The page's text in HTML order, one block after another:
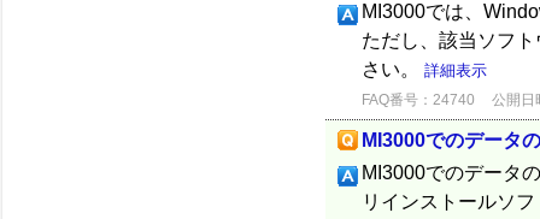
MI3000では、
ただし、該当ソフ
さい。 詳細表示
FAQ番号：24740 公開日
MI3000でのデータ
MI3000でのデータ
リインストールソ